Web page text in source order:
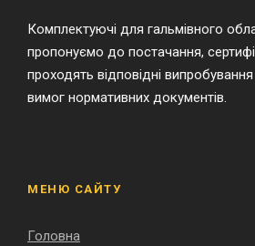
Комплектуючі для гальмівного
пропонуємо до постачання,
проходять відповідні
вимог нормативних документів.
МЕНЮ САЙТУ
Головна